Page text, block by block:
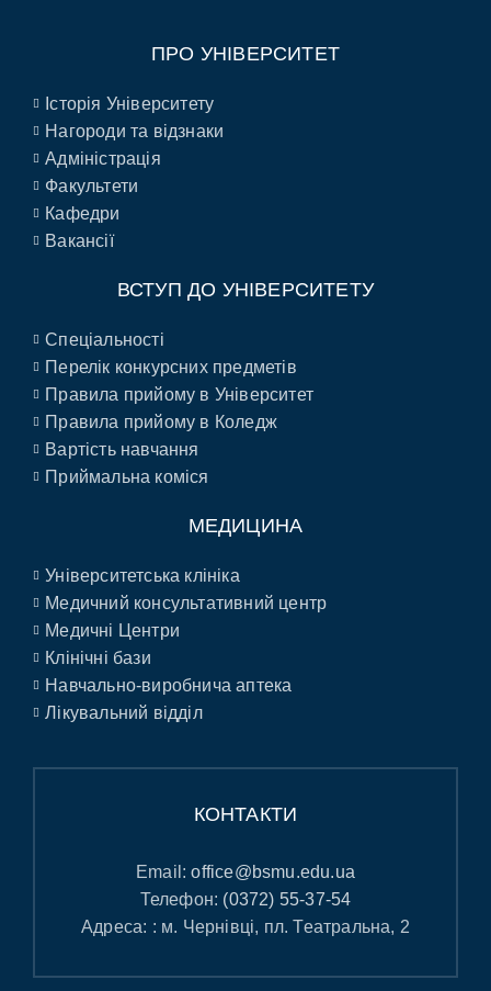
ПРО УНІВЕРСИТЕТ
Історія Університету
Нагороди та відзнаки
Адміністрація
Факультети
Кафедри
Вакансії
ВСТУП ДО УНІВЕРСИТЕТУ
Спеціальності
Перелік конкурсних предметів
Правила прийому в Університет
Правила прийому в Коледж
Вартість навчання
Приймальна коміся
МЕДИЦИНА
Університетська клініка
Медичний консультативний центр
Медичні Центри
Клінічні бази
Навчально-виробнича аптека
Лікувальний відділ
КОНТАКТИ
Email:office@bsmu.edu.ua
Телефон: (0372) 55-37-54
Адреса: : м. Чернівці, пл. Театральна, 2